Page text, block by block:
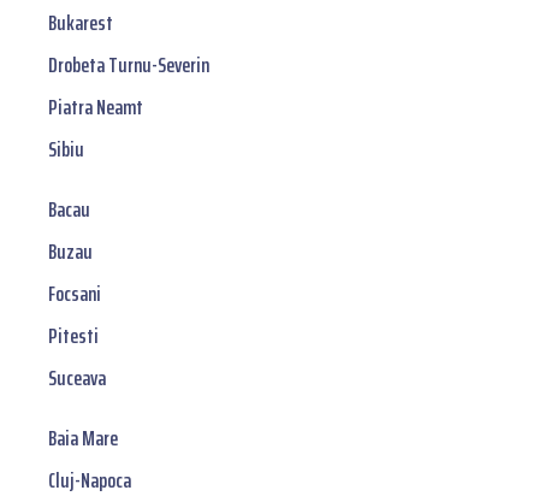
Bukarest
Drobeta Turnu-Severin
Piatra Neamt
Sibiu
Bacau
Buzau
Focsani
Pitesti
Suceava
Baia Mare
Cluj-Napoca